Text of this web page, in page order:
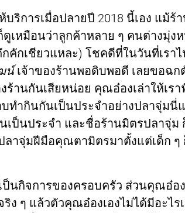
บริการเมื่อปลายปี 2018 นี้เอง แม้ร้
เหมือนว่าลูกค้าหลาย ๆ คนต่างมุ่ง
กคักเชียวแหละ) โชคดีที่ในวันที่เรา
น์เจ้าของร้านพอดิบพอดี เลยขอฉก
ร้านกันเสียหน่อย คุณอ๋องเล่าให้เร
ทำกินกันเป็นประจำอย่างปลาจุ่ม
ป็นประจำ และชื่อร้านมิตรปลาจุ่
าจุ่มฝีมือคุณตามิตรมาตั้งแต่เด็ก ๆ
นกิจการของครอบครัว ส่วนคุณอ๋อ
ง ๆ แล้วตัวคุณอ๋องเองไม่ได้มีอะไร